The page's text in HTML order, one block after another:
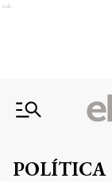
Ads
POLÍTICA